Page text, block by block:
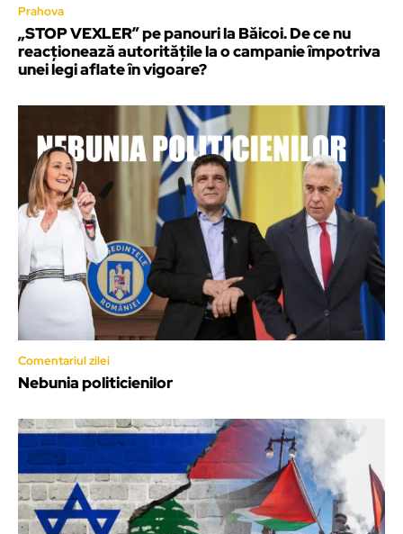
Prahova
„STOP VEXLER” pe panouri la Băicoi. De ce nu
reacționează autoritățile la o campanie împotriva
unei legi aflate în vigoare?
Comentariul zilei
Nebunia politicienilor